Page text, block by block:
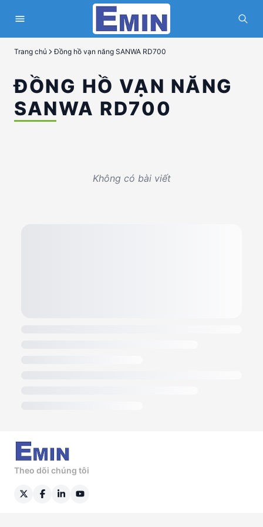
Trang chủ Đồng hồ vạn năng SANWA RD700
ĐỒNG HỒ VẠN NĂNG
SANWA RD700
Không có bài viết
Theo dõi chúng tôi